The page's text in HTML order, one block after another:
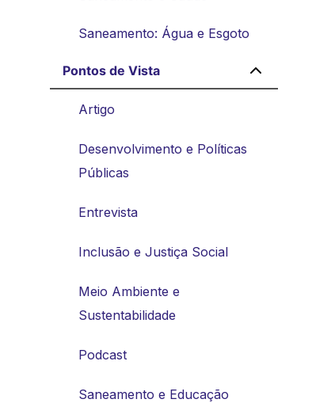
Saneamento: Água e Esgoto
Pontos de Vista
Artigo
Desenvolvimento e Políticas
Públicas
Entrevista
Inclusão e Justiça Social
Meio Ambiente e
Sustentabilidade
Podcast
Saneamento e Educação